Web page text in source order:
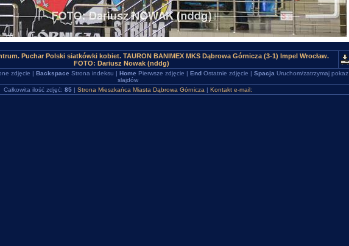
Puchar Polski siatkówki kobiet. TAURON BANIMEX MKS Dąbrowa Górnicza (3-1) Impel Wrocław.
FOTO: Dariusz Nowak (nddg)
zdjęcie | Backspace Strona indeksu | Home Pierwsze zdjęcie | EndOstatnie zdjęcie | Spacja Uruchom/zatrzymaj pokaz
slajdów
Całkowita ilość zdjęć: 85 | Strona Mieszkańca Miasta Dąbrowa Górnicza | Kontakt e-mail: